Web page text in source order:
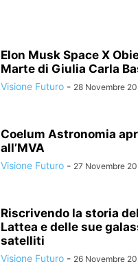
Elon Musk Space X
Marte di Giulia Carla
Visione Futuro - 28 Novembre
Coelum Astronomia
all’MVA
Visione Futuro - 27 Novembre
Riscrivendo la storia
Lattea e delle sue
satelliti
Visione Futuro - 26 Novembre